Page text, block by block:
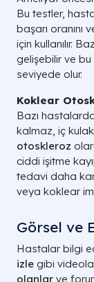
Bu testler,
başarı oranını
için kullanılır.
gelişebilir ve
seviyede olur.
Koklear
Bazı
kalmaz, iç
otoskleroz
ciddi işitme
tedavi daha
veya koklear
Görsel ve
Hastalar bilgi
izle gibi
olanlar ve